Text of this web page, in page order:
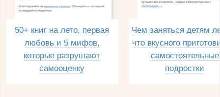
50+ книг на лето, первая
любовь и 5 мифов,
которые разрушают
самооценку
Чем заняться детям
что вкусного
самостоятельные
подростки